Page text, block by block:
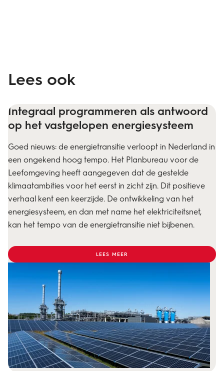
Lees ook
Integraal programmeren als antwoord
op het vastgelopen energiesysteem
Goed nieuws: de energietransitie verloopt in Nederland in
een ongekend hoog tempo. Het Planbureau voor de
Leefomgeving heeft aangegeven dat de gestelde
klimaatambities voor het eerst in zicht zijn. Dit positieve
verhaal kent een keerzijde. De ontwikkeling van het
energiesysteem, en dan met name het elektriciteitsnet,
kan het tempo van de energietransitie niet bijbenen.
LEES MEER